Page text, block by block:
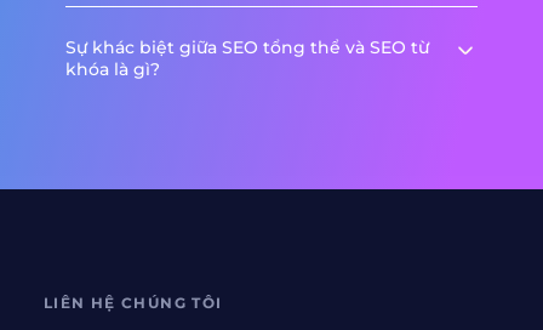
Sự khác biệt giữa SEO tổng thể và SEO từ
khóa là gì?
LIÊN HỆ CHÚNG TÔI